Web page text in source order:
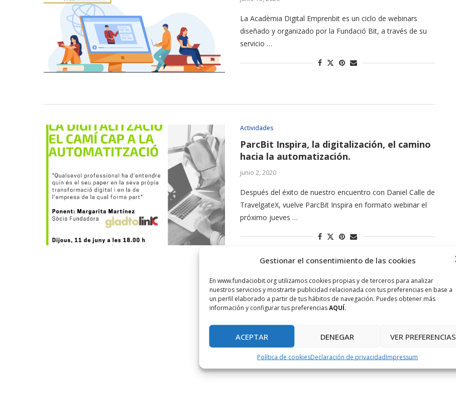
Gestionar el consentimiento de las cookies
En www.fundaciobit.org utilizamos cookies propias y de terceros para analizar
nuestros servicios y mostrarte publicidad relacionada con tus preferencias en base a
un perfil elaborado a partir de tus hábitos de navegación. Puedes obtener más
información y configurar tus preferenciasAQUÍ.
ACEPTAR DENEGAR VER PREFERENCIAS
Política de cookiesDeclaración de privacidadImpressum
La Acadèmia Digital Emprenbit es un ciclo de webinars
diseñado y organizado por la Fundació Bit, a través de su
servicio …
Actividades
ParcBit Inspira, la digitalización, el camino
hacia la automatización.
junio 2, 2020
Después del éxito de nuestro encuentro con Daniel Calle de
TravelgateX, vuelve ParcBit Inspira en formato webinar el
próximo jueves …